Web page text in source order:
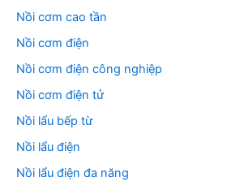
Nồi cơm cao tần
Nồi cơm điện
Nồi cơm điện công nghiệp
Nồi cơm điện tử
Nồi lẩu bếp từ
Nồi lẩu điện
Nồi lẩu điện đa năng